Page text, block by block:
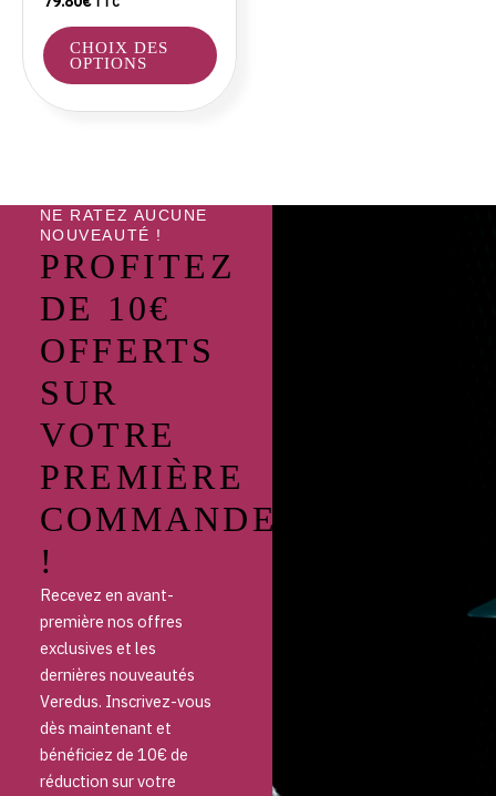
CHOIX DES
OPTIONS
du
produit
NE RATEZ AUCUNE
NOUVEAUTÉ !
PROFITEZ
DE 10€
OFFERTS
SUR
VOTRE
PREMIÈRE
COMMANDE
!
Recevez en avant-
première nos offres
exclusives et les
dernières nouveautés
Veredus. Inscrivez-vous
dès maintenant et
bénéficiez de 10€ de
réduction sur votre